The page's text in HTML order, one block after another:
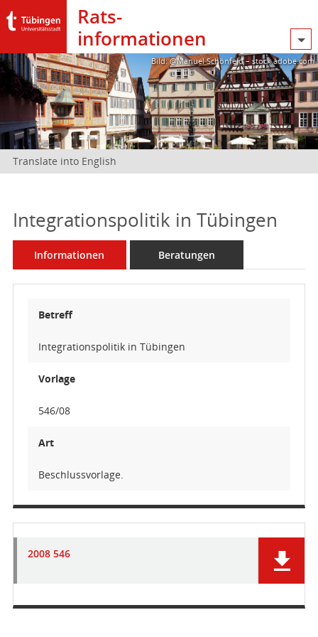
Rats­
informationen
Bild: @Manuel Schönfeld – stock.adobe.com
Translate into English
Integrationspolitik in Tübingen
Informationen Beratungen
Betreff
Integrationspolitik in Tübingen
Vorlage
546/08
Art
Beschlussvorlage.
2008 546